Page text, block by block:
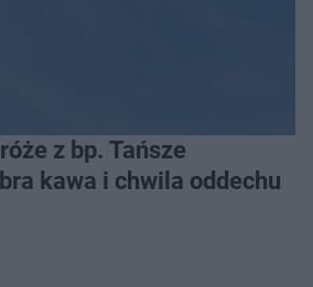
z bp. Tańsze
kawa i chwila oddechu